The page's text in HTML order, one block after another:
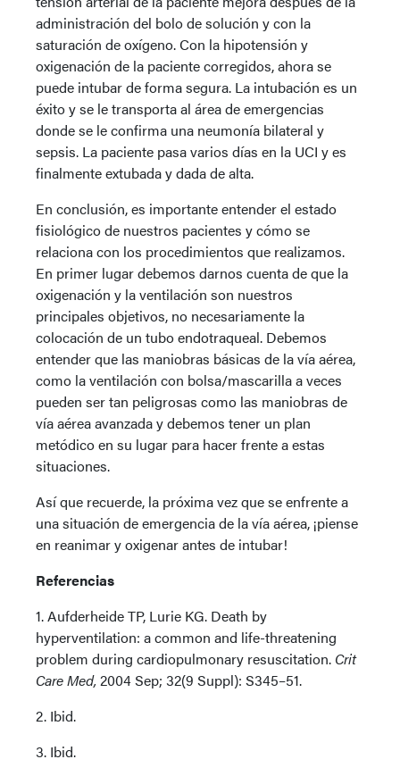
administración del bolo de solución y con la
saturación de oxígeno. Con la hipotensión y
oxigenación de la paciente corregidos, ahora se
puede intubar de forma segura. La intubación es un
éxito y se le transporta al área de emergencias
donde se le confirma una neumonía bilateral y
sepsis. La paciente pasa varios días en la UCI y es
finalmente extubada y dada de alta.
En conclusión, es importante entender el estado
fisiológico de nuestros pacientes y cómo se
relaciona con los procedimientos que realizamos.
En primer lugar debemos darnos cuenta de que la
oxigenación y la ventilación son nuestros
principales objetivos, no necesariamente la
colocación de un tubo endotraqueal. Debemos
entender que las maniobras básicas de la vía aérea,
como la ventilación con bolsa/mascarilla a veces
pueden ser tan peligrosas como las maniobras de
vía aérea avanzada y debemos tener un plan
metódico en su lugar para hacer frente a estas
situaciones.
Así que recuerde, la próxima vez que se enfrente a
una situación de emergencia de la vía aérea, ¡piense
en reanimar y oxigenar antes de intubar!
Referencias
1. Aufderheide TP, Lurie KG. Death by
hyperventilation: a common and life-threatening
problem during cardiopulmonary resuscitation. Crit
Care Med, 2004 Sep; 32(9 Suppl): S345–51.
2. Ibid.
3. Ibid.